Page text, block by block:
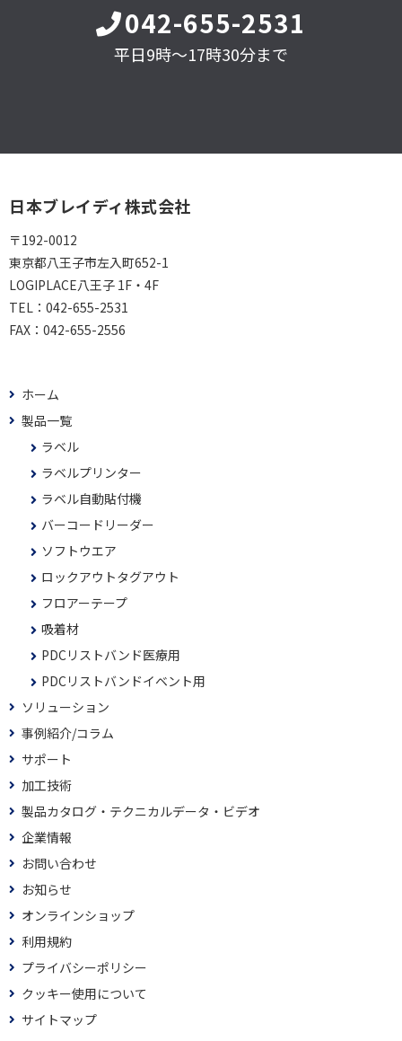
042-655-2531
平日9時～17時30分まで
日本ブレイディ株式会社
〒192-0012
東京都八王子市左入町652-1
LOGIPLACE八王子 1F・4F
TEL： 042-655-2531
FAX： 042-655-2556
ホーム
製品一覧
ラベル
ラベルプリンター
ラベル自動貼付機
バーコードリーダー
ソフトウエア
ロックアウトタグアウト
フロアーテープ
吸着材
PDCリストバンド医療用
PDCリストバンドイベント用
ソリューション
事例紹介/コラム
サポート
加工技術
製品カタログ・テクニカルデータ・ビデオ
企業情報
お問い合わせ
お知らせ
オンラインショップ
利用規約
プライバシーポリシー
クッキー使用について
サイトマップ